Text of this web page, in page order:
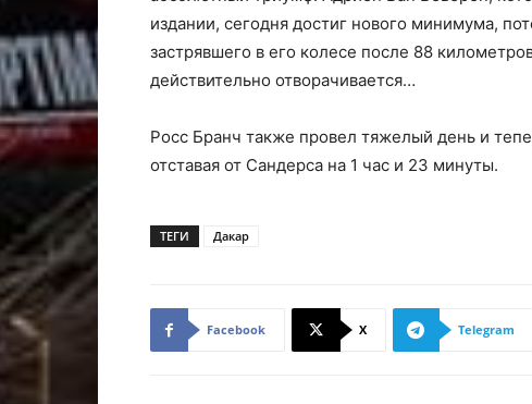
издании, сегодня достиг нового минимума,
застрявшего в его колесе после 88
действительно отворачивается…
Росс Бранч также провел тяжелый день и
отставая от Сандерса на 1 час и 23 минуты.
ТЕГИ Дакар
Facebook X Telegram